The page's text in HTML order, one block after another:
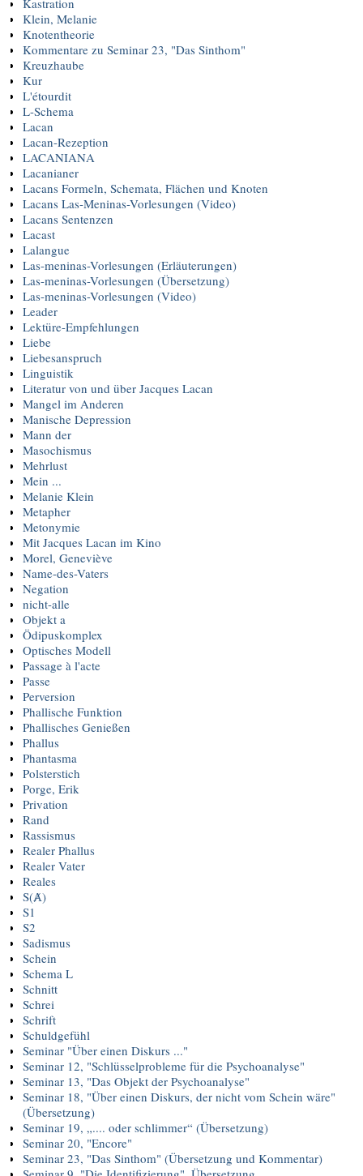
Klein, Melanie
Knotentheorie
Kommentare zu Seminar 23, "Das Sinthom"
Kreuzhaube
Kur
L'étourdit
L-Schema
Lacan
Lacan-Rezeption
LACANIANA
Lacanianer
Lacans Formeln, Schemata, Flächen und Knoten
Lacans Las-Meninas-Vorlesungen (Video)
Lacans Sentenzen
Lacast
Lalangue
Las-meninas-Vorlesungen (Erläuterungen)
Las-meninas-Vorlesungen (Übersetzung)
Las-meninas-Vorlesungen (Video)
Leader
Lektüre-Empfehlungen
Liebe
Liebesanspruch
Linguistik
Literatur von und über Jacques Lacan
Mangel im Anderen
Manische Depression
Mann der
Masochismus
Mehrlust
Mein ...
Melanie Klein
Metapher
Metonymie
Mit Jacques Lacan im Kino
Morel, Geneviève
Name-des-Vaters
Negation
nicht-alle
Objekt a
Ödipuskomplex
Optisches Modell
Passage à l'acte
Passe
Perversion
Phallische Funktion
Phallisches Genießen
Phallus
Phantasma
Polsterstich
Porge, Erik
Privation
Rand
Rassismus
Realer Phallus
Realer Vater
Reales
S(Ⱥ)
S1
S2
Sadismus
Schein
Schema L
Schnitt
Schrei
Schrift
Schuldgefühl
Seminar "Über einen Diskurs ..."
Seminar 12, "Schlüsselprobleme für die Psychoanalyse"
Seminar 13, "Das Objekt der Psychoanalyse"
Seminar 18, "Über einen Diskurs, der nicht vom Schein wäre"
(Übersetzung)
Seminar 19, „.... oder schlimmer“ (Übersetzung)
Seminar 20, "Encore"
Seminar 23, "Das Sinthom" (Übersetzung und Kommentar)